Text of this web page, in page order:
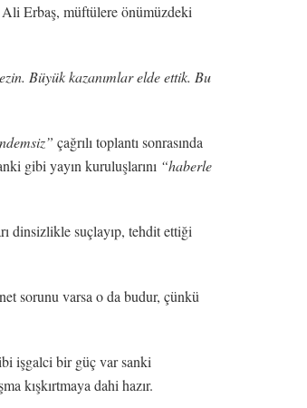
Ali Erbaş, müftülere önümüzdeki
Büyük kazanımlar elde ettik. Bu
çağrılı toplantı sonrasında
gibi yayın kuruluşlarını “haberle
dinsizlikle suçlayıp, tehdit ettiği
sorunu varsa o da budur, çünkü
işgalci bir güç var sanki
kışkırtmaya dahi hazır.